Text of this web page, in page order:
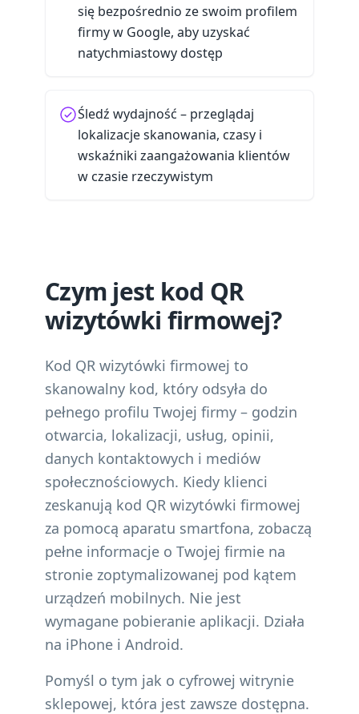
się bezpośrednio ze swoim profilem
firmy w Google, aby uzyskać
natychmiastowy dostęp
Śledź wydajność – przeglądaj
lokalizacje skanowania, czasy i
wskaźniki zaangażowania klientów
w czasie rzeczywistym
Czym jest kod QR
wizytówki firmowej?
Kod QR wizytówki firmowej to
skanowalny kod, który odsyła do
pełnego profilu Twojej firmy – godzin
otwarcia, lokalizacji, usług, opinii,
danych kontaktowych i mediów
społecznościowych. Kiedy klienci
zeskanują kod QR wizytówki firmowej
za pomocą aparatu smartfona, zobaczą
pełne informacje o Twojej firmie na
stronie zoptymalizowanej pod kątem
urządzeń mobilnych. Nie jest
wymagane pobieranie aplikacji. Działa
na iPhone i Android.
Pomyśl o tym jak o cyfrowej witrynie
sklepowej, która jest zawsze dostępna.